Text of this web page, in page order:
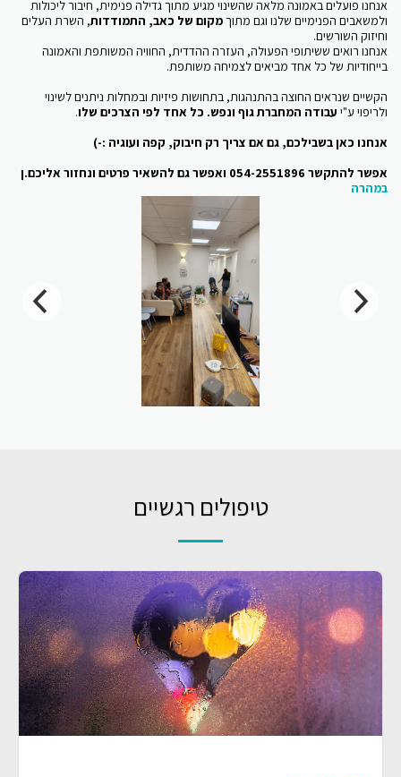
אנחנו פועלים באמונה מלאה שהשינוי מגיע מתוך גדילה פנימית, חיבור ליכולות
ולמשאבים הפנימיים שלנו וגם מתוךמקום של כאב, התמודדות, השרת העלים
וחיזוק השורשים.
אנחנו רואים ששיתופי הפעולה, העזרה ההדדית, החוויה המשותפת והאמונה
בייחודיות של כל אחד מביאים לצמיחה משותפת.
הקשיים שנראים החוצה בהתנהגות, בתחושות פיזיות ובמחלות ניתנים לשינוי
ולריפוי ע"י עבודה המחברת גוף ונפש. כל אחד לפי הצרכים שלו.
אנחנו כאן בשבילכם, גם אם צריך רק חיבוק, קפה ועוגיה :-)
אפשר להתקשר 054-2551896 ואפשר גם להשאיר פרטים ונחזור אליכם.ן
במהרה
טיפולים רגשיים